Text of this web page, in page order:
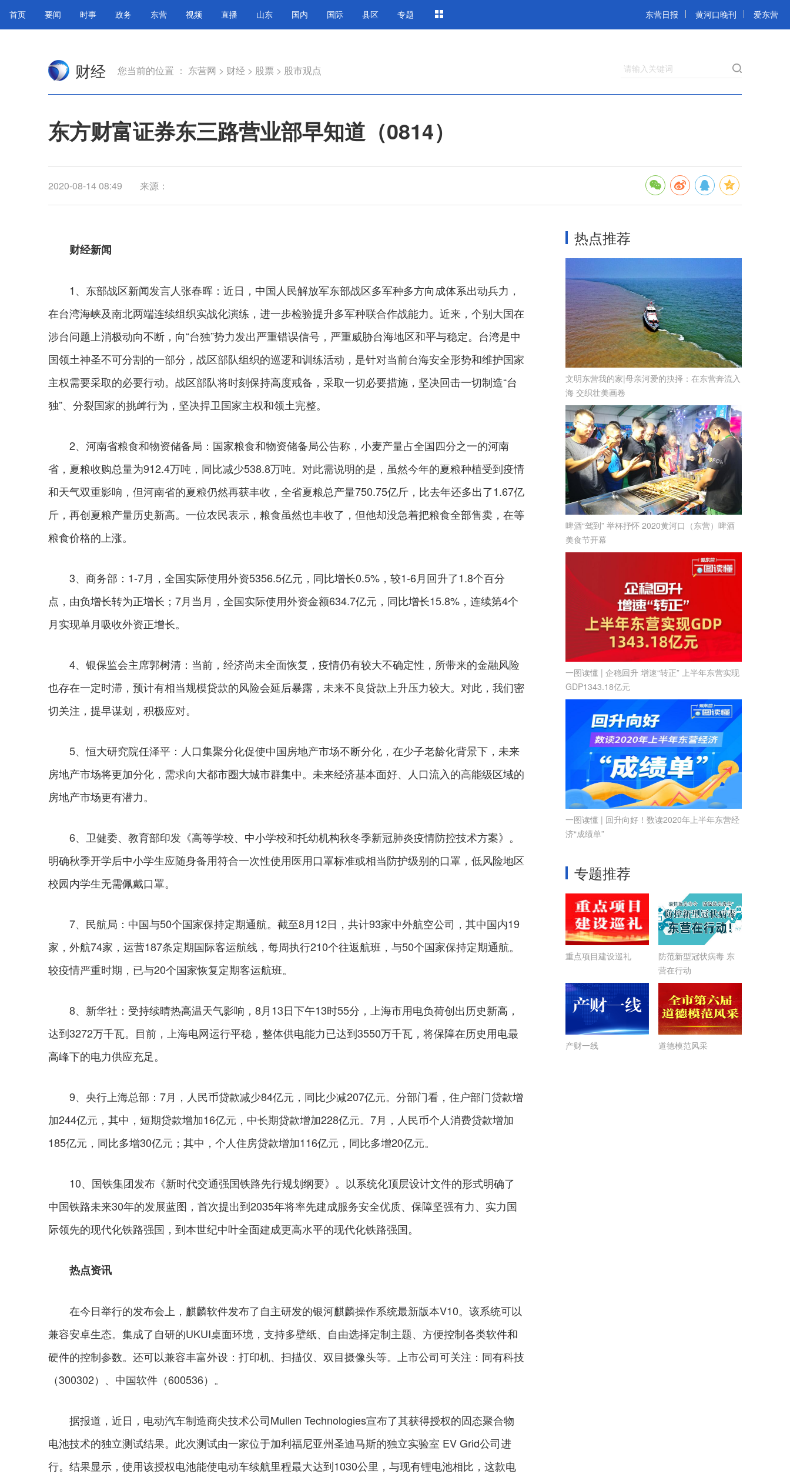
首页 要闻 时事 政务 东营 视频 直播 山东 国内 国际 县区 专题 东营日报 黄河口晚刊 爱东营
财经 您当前的位置 ： 东营网 > 财经 > 股票 > 股市观点 请输入关键词
东方财富证券东三路营业部早知道（0814）
2020-08-14 08:49 来源：
财经新闻
1、东部战区新闻发言人张春晖：近日，中国人民解放军东部战区多军种多方向成体系出动兵力，
在台湾海峡及南北两端连续组织实战化演练，进一步检验提升多军种联合作战能力。近来，个别大国在
涉台问题上消极动向不断，向“台独”势力发出严重错误信号，严重威胁台海地区和平与稳定。台湾是中
国领土神圣不可分割的一部分，战区部队组织的巡逻和训练活动，是针对当前台海安全形势和维护国家
主权需要采取的必要行动。战区部队将时刻保持高度戒备，采取一切必要措施，坚决回击一切制造“台
独”、分裂国家的挑衅行为，坚决捍卫国家主权和领土完整。
2、河南省粮食和物资储备局：国家粮食和物资储备局公告称，小麦产量占全国四分之一的河南
省，夏粮收购总量为912.4万吨，同比减少538.8万吨。对此需说明的是，虽然今年的夏粮种植受到疫情
和天气双重影响，但河南省的夏粮仍然再获丰收，全省夏粮总产量750.75亿斤，比去年还多出了1.67亿
斤，再创夏粮产量历史新高。一位农民表示，粮食虽然也丰收了，但他却没急着把粮食全部售卖，在等
粮食价格的上涨。
3、商务部：1-7月，全国实际使用外资5356.5亿元，同比增长0.5%，较1-6月回升了1.8个百分
点，由负增长转为正增长；7月当月，全国实际使用外资金额634.7亿元，同比增长15.8%，连续第4个
月实现单月吸收外资正增长。
4、银保监会主席郭树清：当前，经济尚未全面恢复，疫情仍有较大不确定性，所带来的金融风险
也存在一定时滞，预计有相当规模贷款的风险会延后暴露，未来不良贷款上升压力较大。对此，我们密
切关注，提早谋划，积极应对。
5、恒大研究院任泽平：人口集聚分化促使中国房地产市场不断分化，在少子老龄化背景下，未来
房地产市场将更加分化，需求向大都市圈大城市群集中。未来经济基本面好、人口流入的高能级区域的
房地产市场更有潜力。
6、卫健委、教育部印发《高等学校、中小学校和托幼机构秋冬季新冠肺炎疫情防控技术方案》。
明确秋季开学后中小学生应随身备用符合一次性使用医用口罩标准或相当防护级别的口罩，低风险地区
校园内学生无需佩戴口罩。
7、民航局：中国与50个国家保持定期通航。截至8月12日，共计93家中外航空公司，其中国内19
家，外航74家，运营187条定期国际客运航线，每周执行210个往返航班，与50个国家保持定期通航。
较疫情严重时期，已与20个国家恢复定期客运航班。
8、新华社：受持续晴热高温天气影响，8月13日下午13时55分，上海市用电负荷创出历史新高，
达到3272万千瓦。目前，上海电网运行平稳，整体供电能力已达到3550万千瓦，将保障在历史用电最
高峰下的电力供应充足。
9、央行上海总部：7月，人民币贷款减少84亿元，同比少减207亿元。分部门看，住户部门贷款增
加244亿元，其中，短期贷款增加16亿元，中长期贷款增加228亿元。7月，人民币个人消费贷款增加
185亿元，同比多增30亿元；其中，个人住房贷款增加116亿元，同比多增20亿元。
10、国铁集团发布《新时代交通强国铁路先行规划纲要》。以系统化顶层设计文件的形式明确了
中国铁路未来30年的发展蓝图，首次提出到2035年将率先建成服务安全优质、保障坚强有力、实力国
际领先的现代化铁路强国，到本世纪中叶全面建成更高水平的现代化铁路强国。
热点资讯
在今日举行的发布会上，麒麟软件发布了自主研发的银河麒麟操作系统最新版本V10。该系统可以
兼容安卓生态。集成了自研的UKUI桌面环境，支持多壁纸、自由选择定制主题、方便控制各类软件和
硬件的控制参数。还可以兼容丰富外设：打印机、扫描仪、双目摄像头等。上市公司可关注：同有科技
（300302）、中国软件（600536）。
据报道，近日，电动汽车制造商尖技术公司Mullen Technologies宣布了其获得授权的固态聚合物
电池技术的独立测试结果。此次测试由一家位于加利福尼亚州圣迪马斯的独立实验室 EV Grid公司进
行。结果显示，使用该授权电池能使电动车续航里程最大达到1030公里，与现有锂电池相比，这款电
热点推荐
文明东营我的家|母亲河爱的抉择：在东营奔流入
海 交织壮美画卷
啤酒“驾到” 举杯抒怀 2020黄河口（东营）啤酒
美食节开幕
一图读懂 | 企稳回升 增速“转正” 上半年东营实现
GDP1343.18亿元
一图读懂 | 回升向好！数读2020年上半年东营经
济“成绩单”
专题推荐
重点项目建设巡礼
防范新型冠状病毒 东
营在行动
产财一线 道德模范风采